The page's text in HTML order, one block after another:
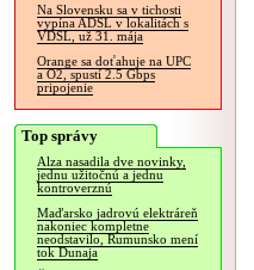
Na Slovensku sa v tichosti
vypína ADSL v lokalitách s
VDSL, už 31. mája
Orange sa doťahuje na UPC
a O2, spustí 2.5 Gbps
pripojenie
Top správy
Alza nasadila dve novinky,
jednu užitočnú a jednu
kontroverznú
Maďarsko jadrovú elektráreň
nakoniec kompletne
neodstavilo, Rumunsko mení
tok Dunaja